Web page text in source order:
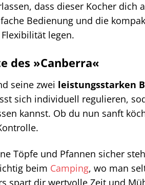
dass dieser Kocher dich
Bedienung und die
legen.
des »Canberra«
seine zwei leistungsstarken
sich individuell regulieren,
kannst. Ob du nun sanft
Töpfe und Pfannen sicher
beim Camping, wo man
spart dir wertvolle Zeit und